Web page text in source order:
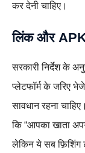
कर देनी चाहिए।
लिंक और APK
सरकारी निर्देश के
प्लेटफॉर्म के जरिए
सावधान रहना
कि “आपका खाता
लेकिन ये सब फ़िशिंग